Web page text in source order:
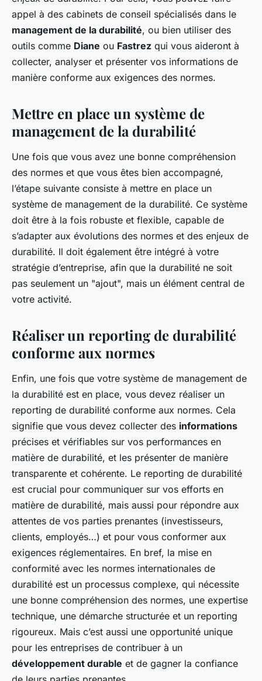
appel à des cabinets de conseil spécialisés dans le
management de la durabilité, ou bien utiliser des
outils comme Diane ou Fastrez qui vous aideront à
collecter, analyser et présenter vos informations de
manière conforme aux exigences des normes.
Mettre en place un système de
management de la durabilité
Une fois que vous avez une bonne compréhension
des normes et que vous êtes bien accompagné,
l’étape suivante consiste à mettre en place un
système de management de la durabilité. Ce système
doit être à la fois robuste et flexible, capable de
s’adapter aux évolutions des normes et des enjeux de
durabilité. Il doit également être intégré à votre
stratégie d’entreprise, afin que la durabilité ne soit
pas seulement un "ajout", mais un élément central de
votre activité.
Réaliser un reporting de durabilité
conforme aux normes
Enfin, une fois que votre système de management de
la durabilité est en place, vous devez réaliser un
reporting de durabilité conforme aux normes. Cela
signifie que vous devez collecter des informations
précises et vérifiables sur vos performances en
matière de durabilité, et les présenter de manière
transparente et cohérente. Le reporting de durabilité
est crucial pour communiquer sur vos efforts en
matière de durabilité, mais aussi pour répondre aux
attentes de vos parties prenantes (investisseurs,
clients, employés…) et pour vous conformer aux
exigences réglementaires. En bref, la mise en
conformité avec les normes internationales de
durabilité est un processus complexe, qui nécessite
une bonne compréhension des normes, une expertise
technique, une démarche structurée et un reporting
rigoureux. Mais c’est aussi une opportunité unique
pour les entreprises de contribuer à un
développement durable et de gagner la confiance